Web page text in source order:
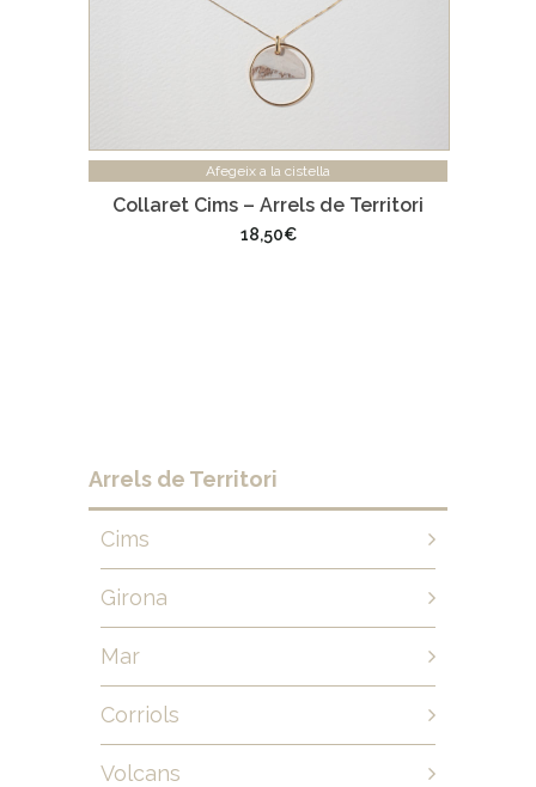
Afegeix a la cistella
Collaret Cims – Arrels de Territori
18,50€
Arrels de Territori
Cims
Girona
Mar
Corriols
Volcans